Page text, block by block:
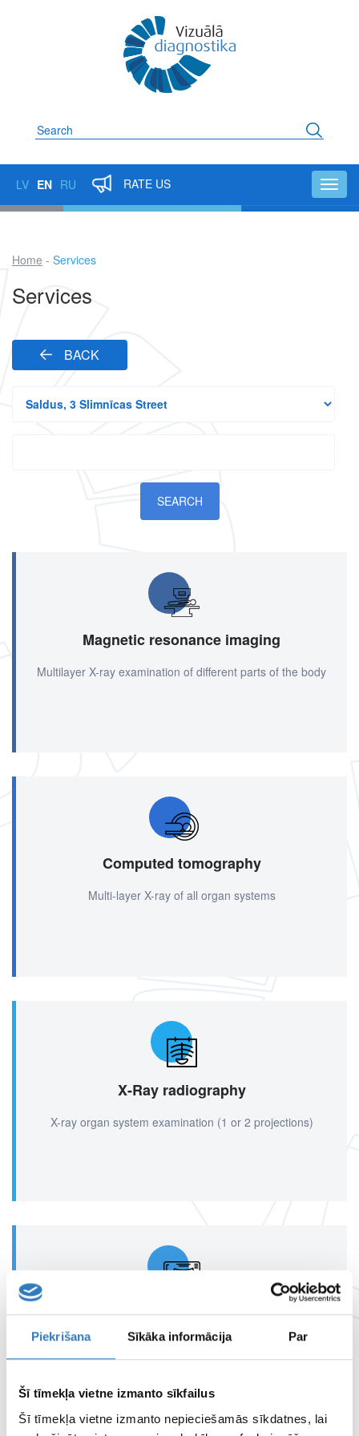
Piekrišana Sīkāka informācija Par
Šī tīmekļa vietne izmanto sīkfailus
Šī tīmekļa vietne izmanto nepieciešamās sīkdatnes, lai
Search
LV EN RU RATE US
Breadcrumb
Home Services
Services
BACK
branches
Magnetic resonance imaging
Multilayer X-ray examination of different parts of the body
Computed tomography
Multi-layer X-ray of all organ systems
X-Ray radiography
X-ray organ system examination (1 or 2 projections)
Mammography
Radiological examination of the mammary glands